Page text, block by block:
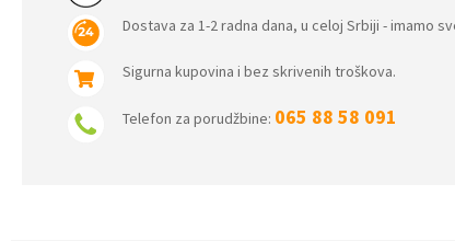
Dostava za 1-2 radna dana, u celoj Srbiji - imamo
Sigurna kupovina i bez skrivenih troškova.
Telefon za porudžbine: 065 88 58 091